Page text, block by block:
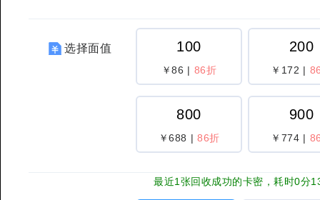
选择面值 100
￥86 | 86折
200
￥172 |
800
￥688 | 86折
900
￥774 |
最近1张回收成功的卡密，耗时0分